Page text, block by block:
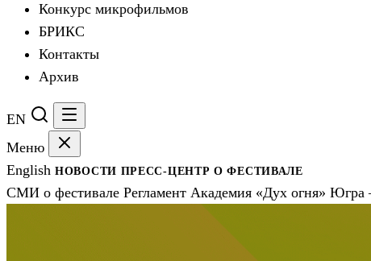
Конкурс микрофильмов
БРИКС
Контакты
Архив
EN
Меню
English НОВОСТИ ПРЕСС-ЦЕНТРО ФЕСТИВАЛЕ
СМИ о фестивале Регламент Академия «Дух огня» Югра